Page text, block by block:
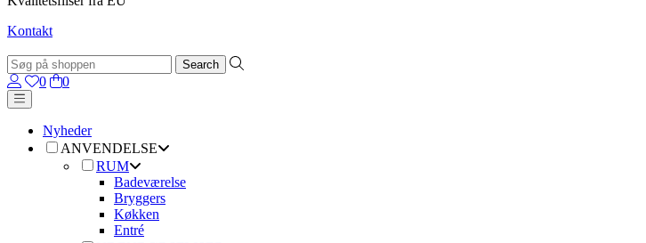
Kontakt
0 0
Nyheder
ANVENDELSE
RUM
Badeværelse
Bryggers
Køkken
Entré